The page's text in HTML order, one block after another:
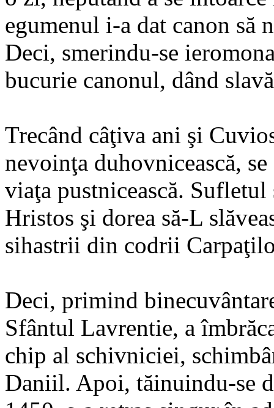
egumenul i-a dat canon să
Deci, smerindu-se
bucurie canonul, dând
Trecând câţiva ani şi
nevoinţa duhovnicească,
viaţa pustnicească.
Hristos şi dorea să-L
sihastrii din codrii
Deci, primind
Sfântul Lavrentie, a
chip al schivniciei,
Daniil. Apoi, tăinuindu-se